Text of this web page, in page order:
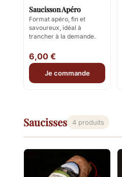
Saucisson Apéro
Format apéro, fin et
savoureux, idéal à
trancher à la demande.
6,00 €
Je commande
Saucisses 4 produits